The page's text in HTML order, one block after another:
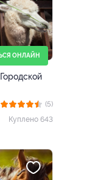
ОНЛАЙН
(5)
Куплено 643